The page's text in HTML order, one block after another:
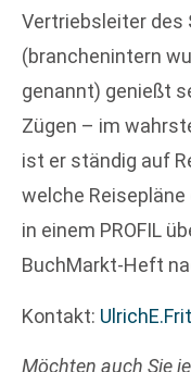
Vertriebsleiter des
(branchenintern
genannt) genießt
Zügen – im
ist er ständig auf
welche
in einem PROFIL
BuchMarkt-Heft
Kontakt:
Möchten auch Sie